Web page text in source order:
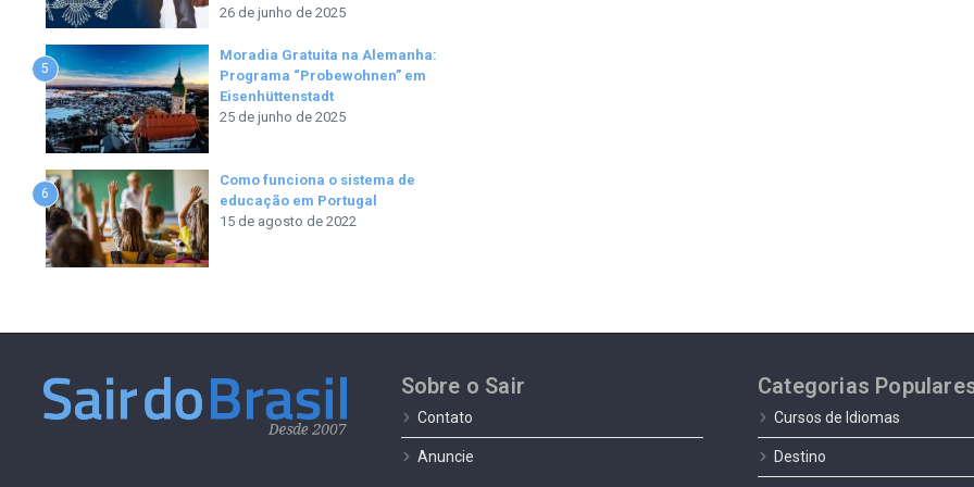
26 de junho de 2025
5
Moradia Gratuita na Alemanha:
Programa “Probewohnen” em
Eisenhüttenstadt
25 de junho de 2025
6
Como funciona o sistema de
educação em Portugal
15 de agosto de 2022
Sobre o Sair
Contato
Anuncie
Categorias
Cursos de Idiomas
Destino